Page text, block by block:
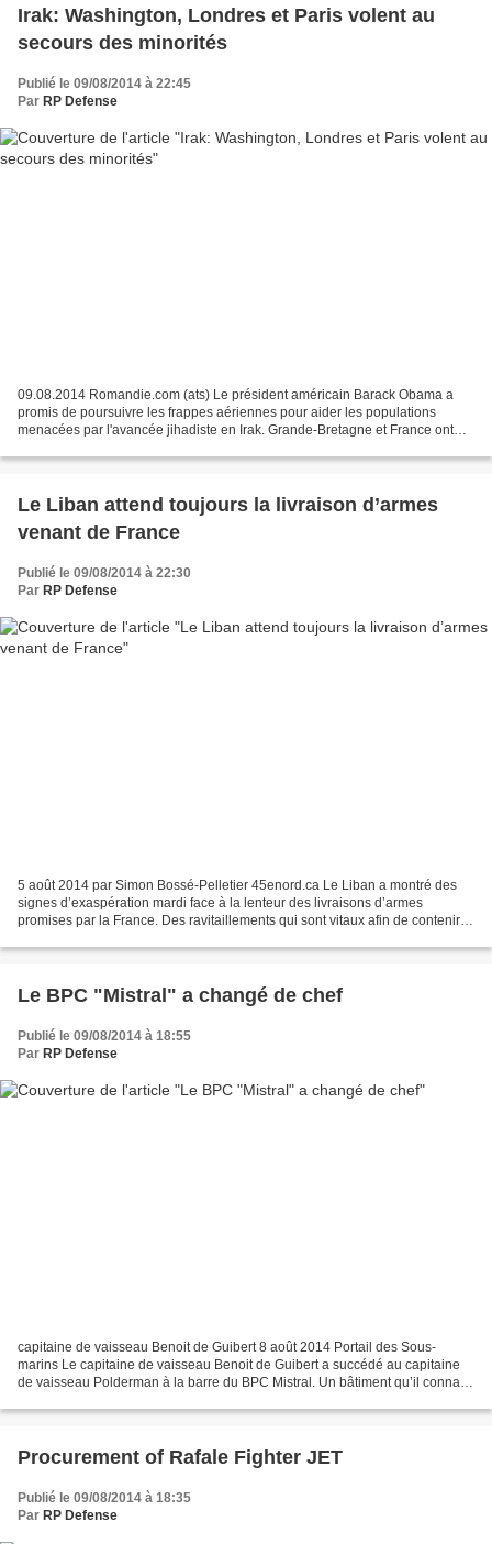
Irak: Washington, Londres et Paris volent au
secours des minorités
Publié le 09/08/2014 à 22:45
Par RP Defense
09.08.2014 Romandie.com (ats) Le président américain Barack Obama a
promis de poursuivre les frappes aériennes pour aider les populations
menacées par l'avancée jihadiste en Irak. Grande-Bretagne et France ont
Le Liban attend toujours la livraison d’armes
venant de France
Publié le 09/08/2014 à 22:30
Par RP Defense
5 août 2014 par Simon Bossé-Pelletier 45enord.ca Le Liban a montré des
signes d’exaspération mardi face à la lenteur des livraisons d’armes
promises par la France. Des ravitaillements qui sont vitaux afin de contenir
Le BPC "Mistral" a changé de chef
Publié le 09/08/2014 à 18:55
Par RP Defense
capitaine de vaisseau Benoit de Guibert 8 août 2014 Portail des Sous-
marins Le capitaine de vaisseau Benoit de Guibert a succédé au capitaine
de vaisseau Polderman à la barre du BPC Mistral. Un bâtiment qu’il connaît
Procurement of Rafale Fighter JET
Publié le 09/08/2014 à 18:35
Par RP Defense